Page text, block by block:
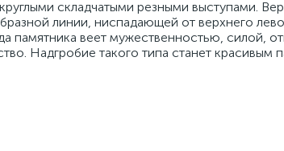
складчатыми резными выступами.
линии, ниспадающей от верхнего
памятника веет мужественностью, силой,
Надгробие такого типа станет красивым